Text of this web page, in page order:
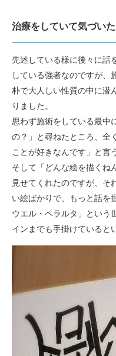
治療をしていて気づい
先述している様に後々に話
している強者なのですが、
朴で大人しい性質の中に潜
りました。
思わず施術をしている最中
の？」と尋ねたところ、全
ことが好きなんです」と言
そして「どんな絵を描くね
見せてくれたのですが、そ
い絵ばかりで、もっと話を
ウエル・ペラルタ」という
インまでも手掛けていると